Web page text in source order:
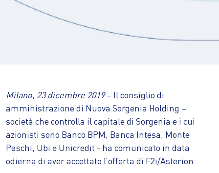
Milano, 23 dicembre 2019– Il consiglio di
amministrazione di Nuova Sorgenia Holding –
società che controlla il capitale di Sorgenia e i cui
azionisti sono Banco BPM, Banca Intesa, Monte
Paschi, Ubi e Unicredit - ha comunicato in data
odierna di aver accettato l’offerta di F2i/Asterion.